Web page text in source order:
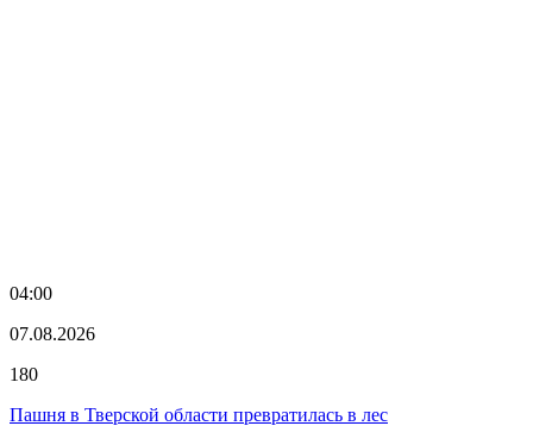
04:00
07.08.2026
180
Пашня в Тверской области превратилась в лес